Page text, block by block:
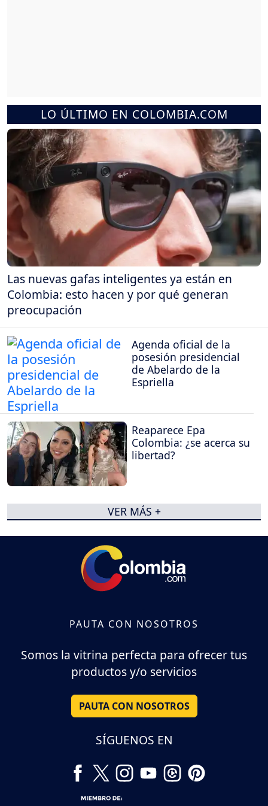
LO ÚLTIMO EN COLOMBIA.COM
Las nuevas gafas inteligentes ya están en
Colombia: esto hacen y por qué generan
preocupación
Agenda oficial de la
posesión presidencial
de Abelardo de la
Espriella
Reaparece Epa
Colombia: ¿se acerca su
libertad?
VER MÁS +
PAUTA CON NOSOTROS
Somos la vitrina perfecta para ofrecer tus
productos y/o servicios
PAUTA CON NOSOTROS
SÍGUENOS EN